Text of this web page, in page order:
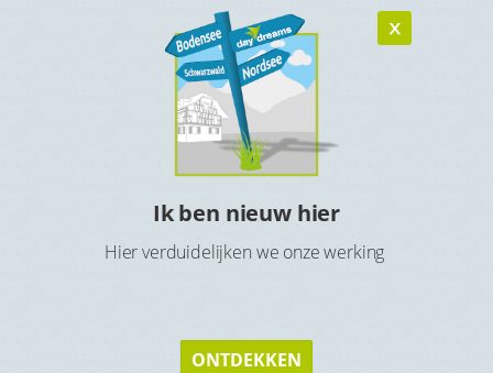
Ik ben nieuw hier
Hier verduidelijken we onze werking
ONTDEKKEN